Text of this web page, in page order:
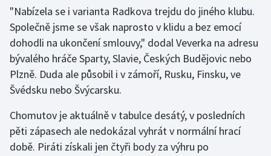
Plavání
Plážový volejbal
Ragby
Rychlobruslení
Rychlostní kanoistika
"Nabízela se i varianta Radkova trejdu do jiného klubu.
Společně jsme se však naprosto v klidu a bez emocí
dohodli na ukončení smlouvy," dodal Veverka na adresu
bývalého hráče Sparty, Slavie, Českých Budějovic nebo
Plzně. Duda ale působil i v zámoří, Rusku, Finsku, ve
Švédsku nebo Švýcarsku.
Chomutov je aktuálně v tabulce desátý, v posledních
pěti zápasech ale nedokázal vyhrát v normální hrací
době. Piráti získali jen čtyři body za výhru po